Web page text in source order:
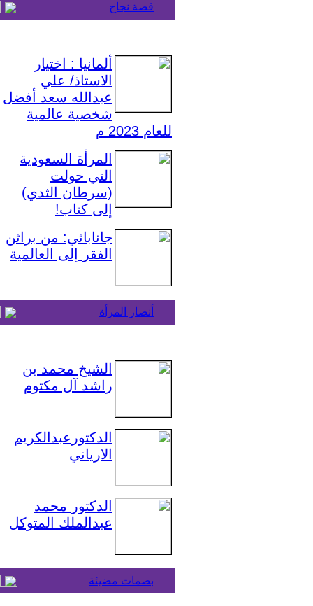
قصة نجاح
ألمانيا : اختيار
الاستاذ/ علي
عبدالله سعد أفضل
شخصية عالمية
للعام 2023 م
المرأة السعودية
التي حولت
(سرطان الثدي)
إلى كتاب!
جاناباثي: من براثن
الفقر إلى العالمية
أنصار المرأة
الشيخ محمد بن
راشد آل مكتوم
الدكتورعبدالكريم
الارياني
الدكتور محمد
عبدالملك المتوكل
بصمات مضيئة